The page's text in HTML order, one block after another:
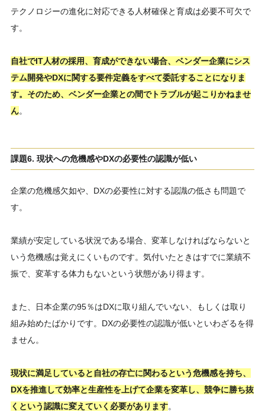
テクノロジーの進化に対応できる人材確保と育成は必要不可欠で
す。
自社でIT人材の採用、育成ができない場合、ベンダー企業にシス
テム開発やDXに関する要件定義をすべて委託することになりま
す。そのため、ベンダー企業との間でトラブルが起こりかねませ
ん。
課題6. 現状への危機感やDXの必要性の認識が低い
企業の危機感欠如や、DXの必要性に対する認識の低さも問題で
す。
業績が安定している状況である場合、変革しなければならないと
いう危機感は覚えにくいものです。気付いたときはすでに業績不
振で、変革する体力もないという状態があり得ます。
また、日本企業の95％はDXに取り組んでいない、もしくは取り
組み始めたばかりです。DXの必要性の認識が低いといわざるを得
ません。
現状に満足していると自社の存亡に関わるという危機感を持ち、
DXを推進して効率と生産性を上げて企業を変革し、競争に勝ち抜
くという認識に変えていく必要があります。